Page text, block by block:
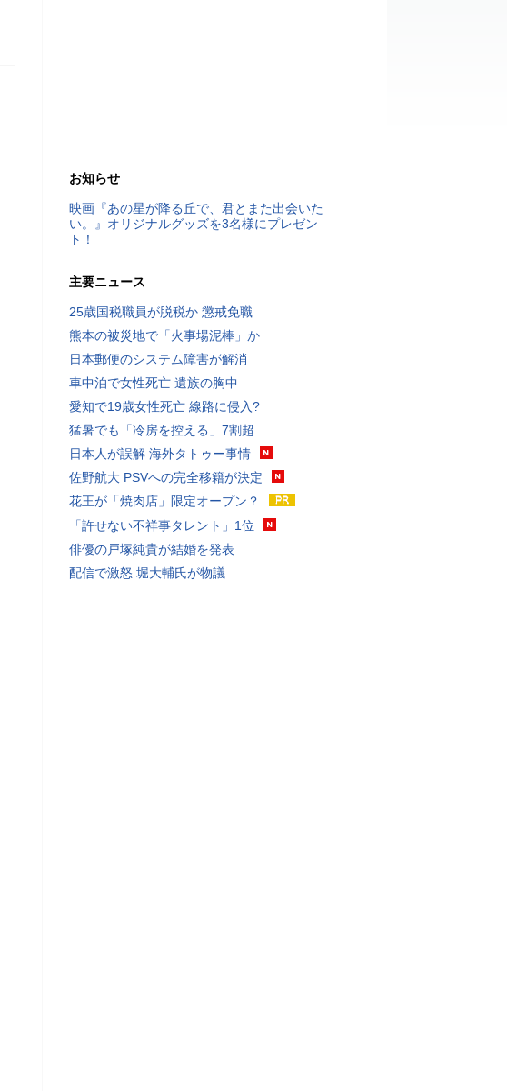
お知らせ
映画『あの星が降る丘で、君とまた出会いた
い。』オリジナルグッズを3名様にプレゼン
ト！
主要ニュース
25歳国税職員が脱税か 懲戒免職
熊本の被災地で「火事場泥棒」か
日本郵便のシステム障害が解消
車中泊で女性死亡 遺族の胸中
愛知で19歳女性死亡 線路に侵入?
猛暑でも「冷房を控える」7割超
日本人が誤解 海外タトゥー事情
佐野航大 PSVへの完全移籍が決定
花王が「焼肉店」限定オープン？
「許せない不祥事タレント」1位
俳優の戸塚純貴が結婚を発表
配信で激怒 堀大輔氏が物議